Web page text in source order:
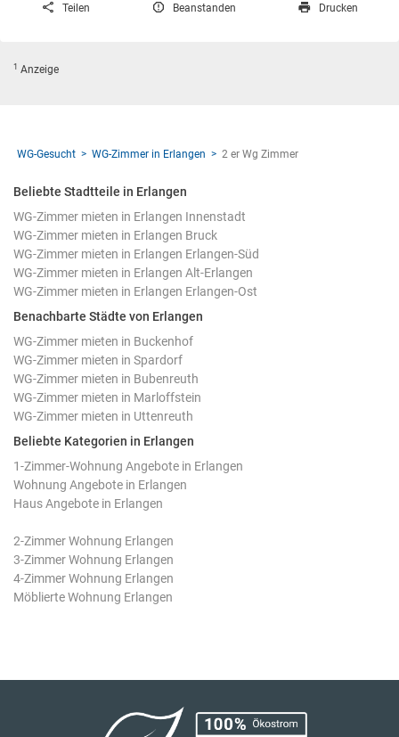
Teilen Beanstanden Drucken
1 Anzeige
WG-Gesucht WG-Zimmer in Erlangen 2 er Wg Zimmer
Beliebte Stadtteile in Erlangen
WG-Zimmer mieten in Erlangen Innenstadt
WG-Zimmer mieten in Erlangen Bruck
WG-Zimmer mieten in Erlangen Erlangen-Süd
WG-Zimmer mieten in Erlangen Alt-Erlangen
WG-Zimmer mieten in Erlangen Erlangen-Ost
Benachbarte Städte von Erlangen
WG-Zimmer mieten in Buckenhof
WG-Zimmer mieten in Spardorf
WG-Zimmer mieten in Bubenreuth
WG-Zimmer mieten in Marloffstein
WG-Zimmer mieten in Uttenreuth
Beliebte Kategorien in Erlangen
1-Zimmer-Wohnung Angebote in Erlangen
Wohnung Angebote in Erlangen
Haus Angebote in Erlangen
2-Zimmer Wohnung Erlangen
3-Zimmer Wohnung Erlangen
4-Zimmer Wohnung Erlangen
Möblierte Wohnung Erlangen